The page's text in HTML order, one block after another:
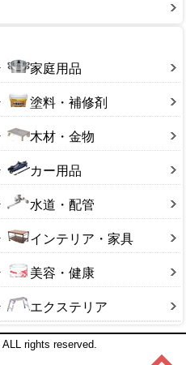
家庭用品
塗料・補修剤
木材・金物
カー用品
水道・配管
インテリア・家具
美容・健康
エクステリア
rights reserved.